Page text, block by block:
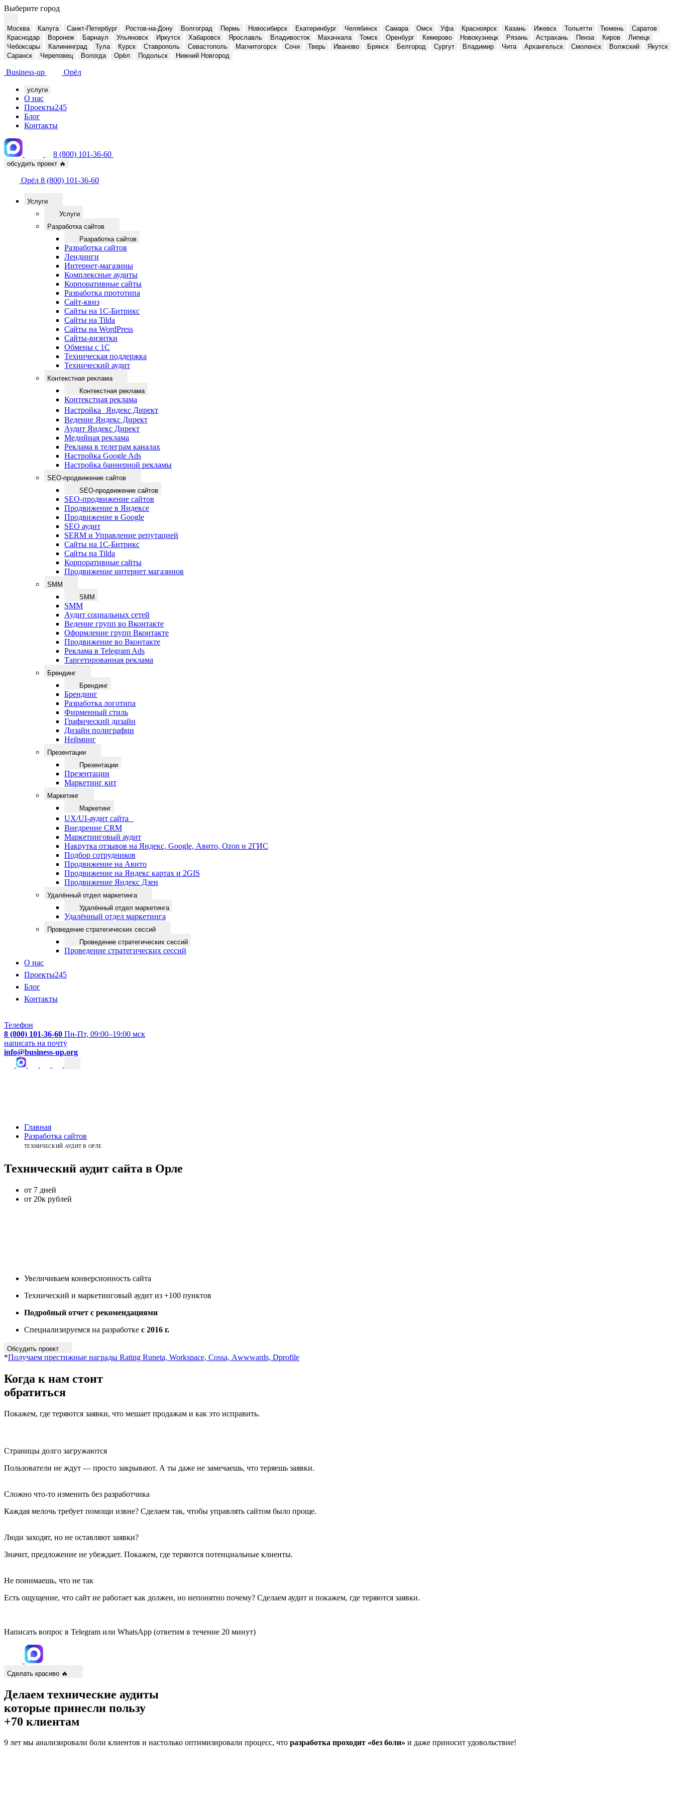
Выберите город
Москва Калуга Санкт-Петербург Ростов-на-Дону Волгоград Пермь Новосибирск Екатеринбург Челябинск Самара Омск Уфа Красноярск Казань Ижевск Тольятти Тюмень
Саратов
Краснодар
Воронеж Барнаул Ульяновск Иркутск Хабаровск Ярославль Владивосток Махачкала Томск Оренбург Кемерово Новокузнецк Рязань Астрахань Пенза Киров
Липецк
Чебоксары
Калининград Тула Курск Ставрополь Севастополь Магнитогорск Сочи Тверь Иваново Брянск Белгород Сургут Владимир Чита Архангельск Смоленск Волжский
Якутск
Саранск
Череповец Вологда Орёл Подольск Нижний Новгород
Business-up Орёл
услуги
О нас
Проекты245
Блог
Контакты
8 (800) 101-36-60
обсудить проект 🔥
Орёл 8 (800) 101-36-60
Услуги
Услуги
Разработка сайтов
Разработка сайтов
Разработка сайтов
Лендинги
Интернет-магазины
Комплексные аудиты
Корпоративные сайты
Разработка прототипа
Сайт-квиз
Сайты на 1С-Битрикс
Сайты на Tilda
Сайты на WordPress
Сайты-визитки
Обмены с 1С
Техническая поддержка
Технический аудит
Контекстная реклама
Контекстная реклама
Контекстная реклама
Настройка Яндекс Директ
Ведение Яндекс Директ
Аудит Яндекс Директ
Медийная реклама
Реклама в телеграм каналах
Настройка Google Ads
Настройка баннерной рекламы
SEO-продвижение сайтов
SEO-продвижение сайтов
SEO-продвижение сайтов
Продвижение в Яндексе
Продвижение в Google
SEO аудит
SERM и Управление репутацией
Сайты на 1С-Битрикс
Сайты на Tilda
Корпоративные сайты
Продвижение интернет магазинов
SMM
SMM
SMM
Аудит социальных сетей
Ведение групп во Вконтакте
Оформление групп Вконтакте
Продвижение во Вконтакте
Реклама в Telegram Ads
Таргетированная реклама
Брендинг
Брендинг
Брендинг
Разработка логотипа
Фирменный стиль
Графический дизайн
Дизайн полиграфии
Нейминг
Презентации
Презентации
Презентации
Маркетинг кит
Маркетинг
Маркетинг
UX/UI-аудит сайта
Внедрение CRM
Маркетинговый аудит
Накрутка отзывов на Яндекс, Google, Авито, Ozon и 2ГИС
Подбор сотрудников
Продвижение на Авито
Продвижение на Яндекс картах и 2GIS
Продвижение Яндекс Дзен
Удалённый отдел маркетинга
Удалённый отдел маркетинга
Удалённый отдел маркетинга
Проведение стратегических сессий
Проведение стратегических сессий
Проведение стратегических сессий
О нас
Проекты245
Блог
Контакты
Телефон
8 (800) 101-36-60 Пн-Пт, 09:00–19:00 мск
написать на почту
info@business-up.org
Главная
Разработка сайтов
ТЕХНИЧЕСКИЙ АУДИТ В ОРЛЕ
Технический аудит сайта в Орле
от 7 дней
от 20к рублей
Увеличиваем конверсионность сайта
Технический и маркетинговый аудит из +100 пунктов
Подробный отчет с рекомендациями
Специализируемся на разработке с 2016 г.
Обсудить проект
*Получаем престижные награды Rating Runeta, Workspace, Cossa, Аwwwards, Dprofile
Когда к нам стоит
обратиться
Покажем, где теряются заявки, что мешает продажам и как это исправить.
Страницы долго загружаются
Пользователи не ждут — просто закрывают. А ты даже не замечаешь, что теряешь заявки.
Сложно что‑то изменить без разработчика
Каждая мелочь требует помощи извне? Сделаем так, чтобы управлять сайтом было проще.
Люди заходят, но не оставляют заявки?
Значит, предложение не убеждает. Покажем, где теряются потенциальные клиенты.
Не понимаешь, что не так
Есть ощущение, что сайт не работает как должен, но непонятно почему? Сделаем аудит и покажем, где теряются заявки.
Написать вопрос в Telegram или WhatsApp (ответим в течение 20 минут)
Сделать красиво 🔥
Делаем технические аудиты
которые принесли пользу
+70 клиентам
9 лет мы анализировали боли клиентов и настолько оптимизировали процесс, что разработка проходит «без боли» и даже приносит удовольствие!